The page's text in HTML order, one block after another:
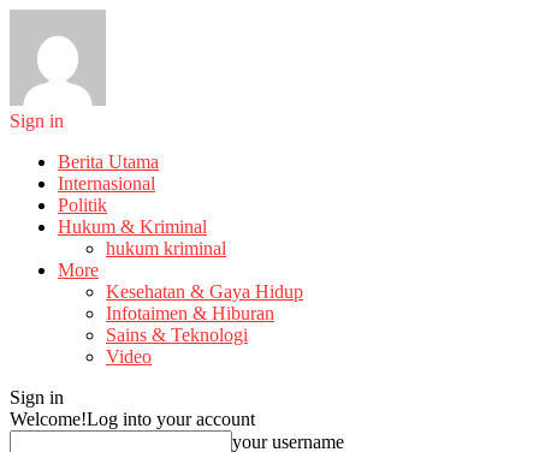
Sign in
Berita Utama
Internasional
Politik
Hukum & Kriminal
hukum kriminal
More
Kesehatan & Gaya Hidup
Infotaimen & Hiburan
Sains & Teknologi
Video
Sign in
Welcome!Log into your account
your username